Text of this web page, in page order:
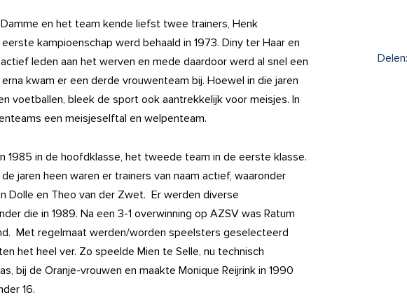
en het team kende liefst twee trainers, Henk
kampioenschap werd behaald in 1973. Diny ter Haar en
leden aan het werven en mede daardoor werd al snel een
kwam er een derde vrouwenteam bij. Hoewel in die jaren
voetballen, bleek de sport ook aantrekkelijk voor meisjes. In
een meisjeselftal en welpenteam.
1985 in de hoofdklasse, het tweede team in de eerste klasse.
jaren heen waren er trainers van naam actief, waaronder
Dolle en Theo van der Zwet. Er werden diverse
die in 1989. Na een 3-1 overwinning op AZSV was Ratum
Met regelmaat werden/worden speelsters geselecteerd
het heel ver. Zo speelde Mien te Selle, nu technisch
bij de Oranje-vrouwen en maakte Monique Reijrink in 1990
16.
Delen: